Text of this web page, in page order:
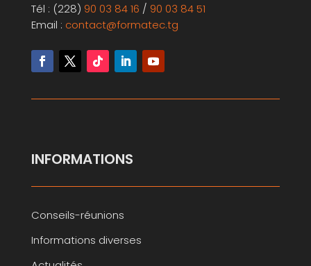
Tél : (228) 90 03 84 16 / 90 03 84 51
Email : contact@formatec.tg
INFORMATIONS
Conseils-réunions
Informations diverses